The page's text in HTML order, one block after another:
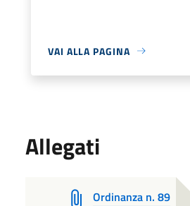
VAI ALLA PAGINA
Allegati
Ordinanza n. 89